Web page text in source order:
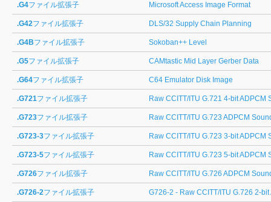
.G4ファイル拡張子 Microsoft Access Image Format
.G42ファイル拡張子 DLS/32 Supply Chain Planning
.G4Bファイル拡張子 Sokoban++ Level
.G5ファイル拡張子 CAMtastic Mid Layer Gerber Data
.G64ファイル拡張子 C64 Emulator Disk Image
.G721ファイル拡張子 Raw CCITT/ITU G.721 4-bit ADPCM
.G723ファイル拡張子 Raw CCITT/ITU G.723 ADPCM
.G723-3ファイル拡張子 Raw CCITT/ITU G.723 3-bit ADPCM
.G723-5ファイル拡張子 Raw CCITT/ITU G.723 5-bit ADPCM
.G726ファイル拡張子 Raw CCITT/ITU G.726 ADPCM
.G726-2ファイル拡張子 G726-2 - Raw CCITT/ITU G.726 2-